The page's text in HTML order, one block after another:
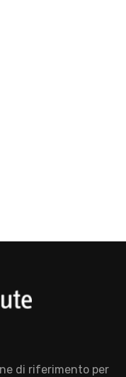
di riferimento per